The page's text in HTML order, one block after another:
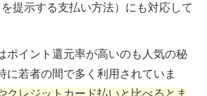
提示する支払い方法）にも対応して
ポイント還元率が高いのも人気の秘
に若者の間で多く利用されていま
クレジットカード払いと比べるとま